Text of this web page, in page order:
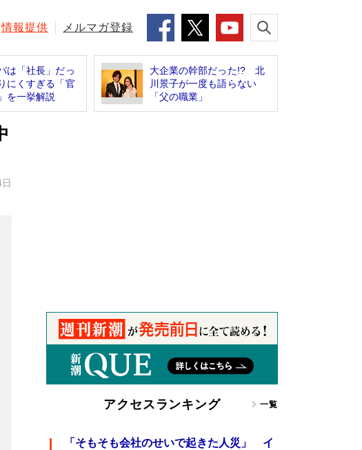
情報提供 メルマガ登録
は「社長」だっ
くすぎる「官
を一挙解説
大企業の幹部だった!? 北
川景子が一度も語らない
「父の職業」
アクセスランキング 一覧
「そもそも会社のせいで起きた人災」 イ